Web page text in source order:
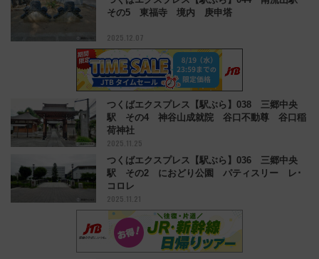
その5 東福寺 境内 庚申塔
2025.12.07
つくばエクスプレス【駅ぶら】038 三郷中央
駅 その4 神谷山成就院 谷口不動尊 谷口稲
荷神社
2025.11.25
つくばエクスプレス【駅ぶら】036 三郷中央
駅 その2 におどり公園 パティスリー レ･
コロレ
2025.11.21